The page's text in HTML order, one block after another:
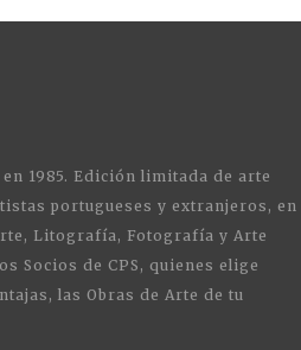
1985. Edición limitada de arte
portugueses y extranjeros, en
Litografía, Fotografía y Arte
Socios de CPS, quienes elige
las Obras de Arte de tu